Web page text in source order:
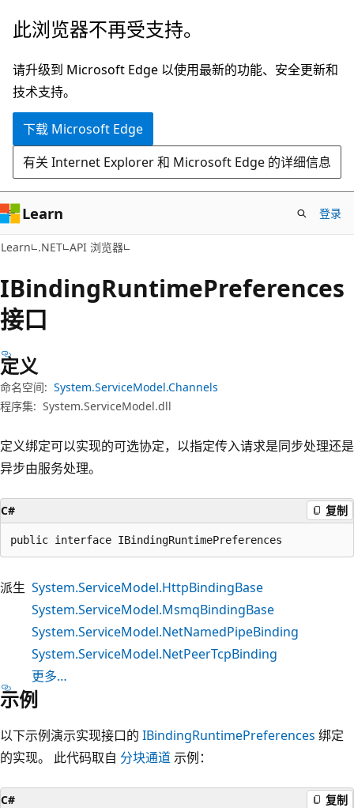
跳
主
要
内
跳
页
内
导
此浏览器不再受支持。
请升级到 Microsoft Edge 以使用最新的功能、安全更新和
技术支持。
下载 Microsoft Edge
有关 Internet Explorer 和 Microsoft Edge 的详细信息
Learn 登录
Learn .NET API 浏览器
IBindingRuntimePreferences
接口
定义
命名空间: System.ServiceModel.Channels
程序集: System.ServiceModel.dll
定义绑定可以实现的可选协定，以指定传入请求是同步处理还是
异步由服务处理。
C# 复制
public interface IBindingRuntimePreferences
派生 System.ServiceModel.HttpBindingBase
System.ServiceModel.MsmqBindingBase
System.ServiceModel.NetNamedPipeBinding
System.ServiceModel.NetPeerTcpBinding
更多…
示例
以下示例演示实现接口的 IBindingRuntimePreferences 绑定
的实现。 此代码取自 分块通道示例：
C# 复制